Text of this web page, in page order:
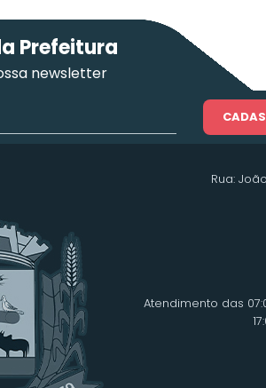
Prefeitura
newsletter
Rua:
Atendimento das